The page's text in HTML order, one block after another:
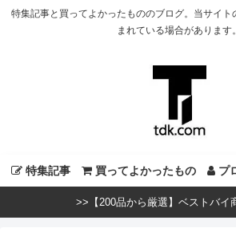
特集記事と買ってよかったもののブログ。当サイ
まれている場合があります。
特集記事 買ってよかったもの プ
>>【200品から厳選】ベストバイ